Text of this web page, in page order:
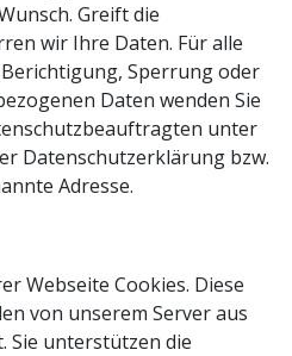
Greift die
wir Ihre Daten. Für alle
Sperrung oder
Daten wenden Sie
unter
Datenschutzerklärung bzw.
Adresse.
Webseite Cookies. Diese
von unserem Server aus
Sie unterstützen die